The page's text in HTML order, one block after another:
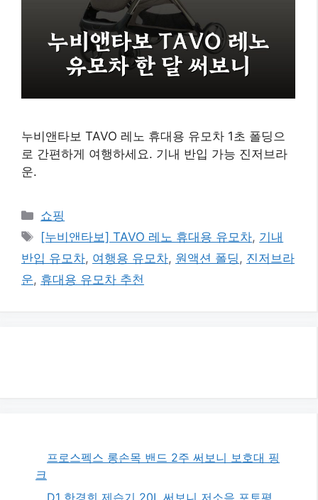
누비앤타보 TAVO 레노 휴대용 유모차 1초 폴딩으
로 간편하게 여행하세요. 기내 반입 가능 진저브라
운.
카
테
고
리
쇼핑
태
그
[누비앤타보] TAVO 레노 휴대용 유모차, 기내
반입 유모차, 여행용 유모차, 원액션 폴딩 , 진저브라
운, 휴대용 유모차 추천
프로스펙스 롱손목 밴드 2주 써보니 보호대 핑
크
D1 한경희 제습기 20L 써보니 저소음 포토평